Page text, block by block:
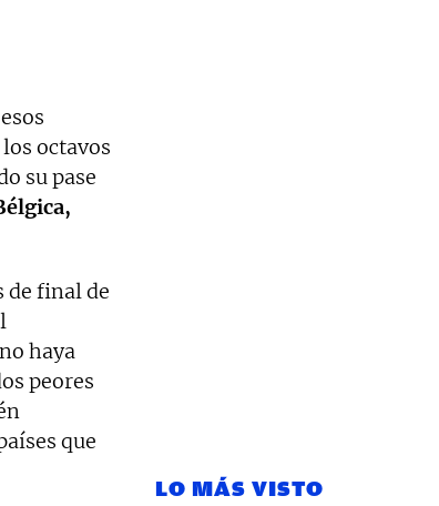
octavos
su pase
de final de
haya
peores
que
LO MÁS VISTO